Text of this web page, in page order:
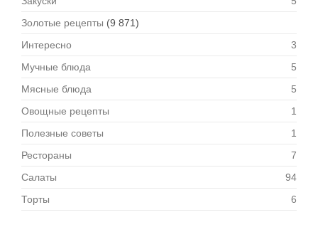
Золотые рецепты (9 871)
Интересно
3
Мучные блюда
5
Мясные блюда
5
Овощные рецепты
1
Полезные советы
1
Рестораны
7
Салаты
94
Торты
6